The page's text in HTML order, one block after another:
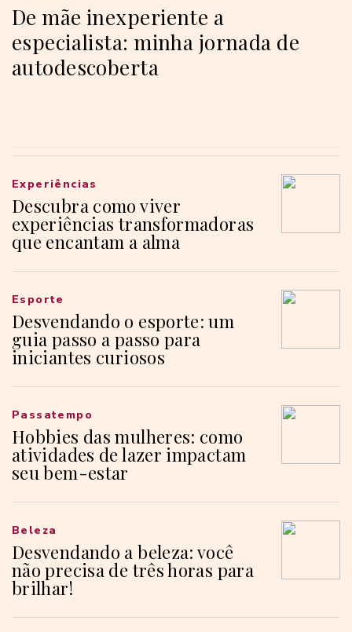
De mãe inexperiente a
especialista: minha jornada de
autodescoberta
Descubra como viver
experiências transformadoras
que encantam a alma
Experiências
Desvendando o esporte: um
guia passo a passo para
iniciantes curiosos
Esporte
Hobbies das mulheres: como
atividades de lazer impactam
seu bem-estar
Passatempo
Desvendando a beleza: você
não precisa de três horas para
brilhar!
Beleza